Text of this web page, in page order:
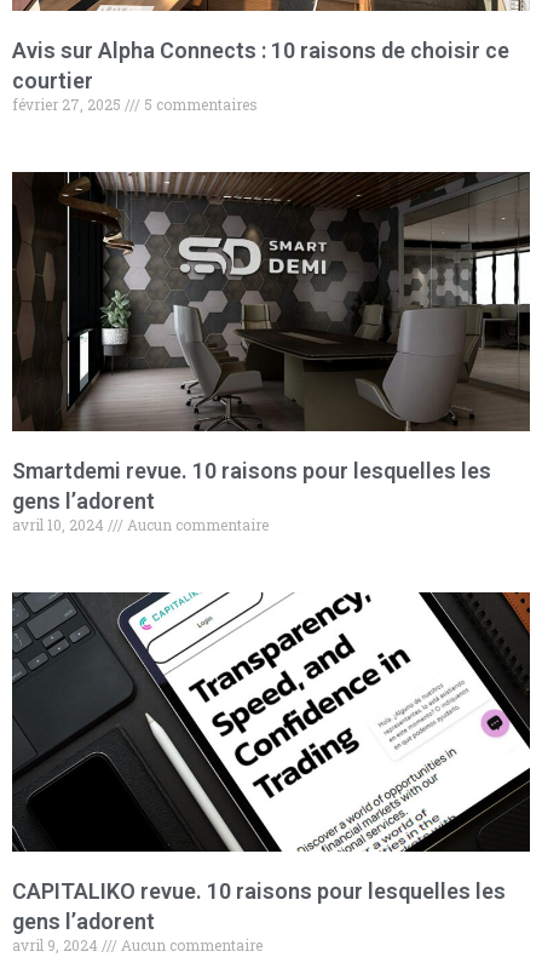
Avis sur Alpha Connects : 10 raisons de choisir ce
courtier
février 27, 2025 5 commentaires
Smartdemi revue. 10 raisons pour lesquelles les
gens l’adorent
avril 10, 2024 Aucun commentaire
CAPITALIKO revue. 10 raisons pour lesquelles les
gens l’adorent
avril 9, 2024 Aucun commentaire